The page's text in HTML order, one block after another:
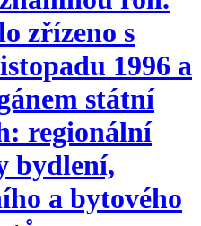
zřízeno s
1996 a
státní
regionální
bydlení,
a bytového